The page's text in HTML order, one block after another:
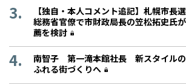
【独自・本人コメント追記】札幌市長
総務省官僚で市財政局長の笠松拓史氏
薦を検討
南智子 第一滝本館社長 新スタイルの
ふれる街づくりへ